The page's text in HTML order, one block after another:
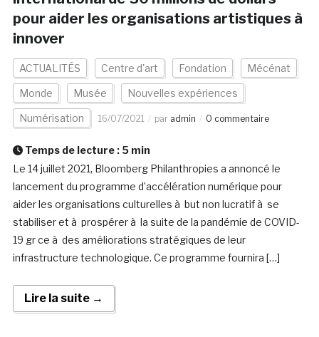
pour aider les organisations artistiques à
innover
ACTUALITÉS Centre d'art Fondation Mécénat
Monde Musée Nouvelles expériences
Numérisation 16/07/2021 par admin 0 commentaire
Temps de lecture : 5 min
Le 14 juillet 2021, Bloomberg Philanthropies a annoncé le
lancement du programme d’accélération numérique pour
aider les organisations culturelles à but non lucratif à se
stabiliser et à prospérer à la suite de la pandémie de COVID-
19 gr ce à des améliorations stratégiques de leur
infrastructure technologique. Ce programme fournira […]
Lire la suite →